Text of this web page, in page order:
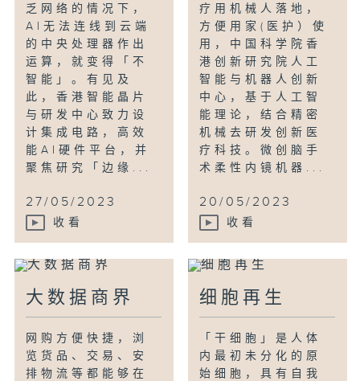
乏网络的情况下，
AI无法连线到云端
的中央处理器作出
运算，就变得「不
智能」。有见及
此，香港智能晶片
与研发中心致力设
计集成电路，高效
能AI硬件平台，并
聚焦研究「边缘...
27/05/2023
收看
疗用机械人落地，
方便用家(医护）使
用，中国科学院香
港创新研究院人工
智能与机器人创新
中心，基于人工智
能理论，结合精密
机械去研发创新医
疗科技。微创脑手
术柔性内镜机器...
20/05/2023
收看
大数据商界
网购方便快捷，浏
览货品、交易、安
排物流等都能够在
细胞再生
「干细胞」是人体
内最初未分化的原
始细胞，具有自我